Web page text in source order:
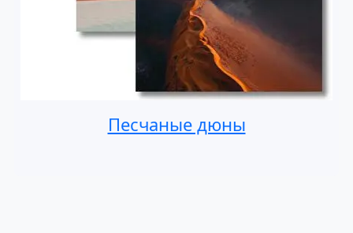
Песчаные дюны